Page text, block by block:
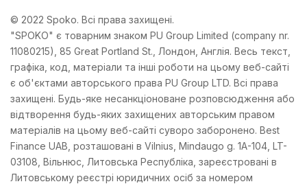
© 2022 Spoko. Всі права захищені.
"SPOKO" є товарним знаком PU Group Limited (company nr.
11080215), 85 Great Portland St., Лондон, Англія. Весь текст,
графіка, код, матеріали та інші роботи на цьому веб-сайті
є об'єктами авторського права PU Group LTD. Всі права
захищені. Будь-яке несанкціоноване розповсюдження або
відтворення будь-яких захищених авторським правом
матеріалів на цьому веб-сайті суворо заборонено. Best
Finance UAB, розташовані в Vilnius, Mindaugo g. 1A-104, LT-
03108, Вільнюс, Литовська Республіка, зареєстровані в
Литовському реєстрі юридичних осіб за номером